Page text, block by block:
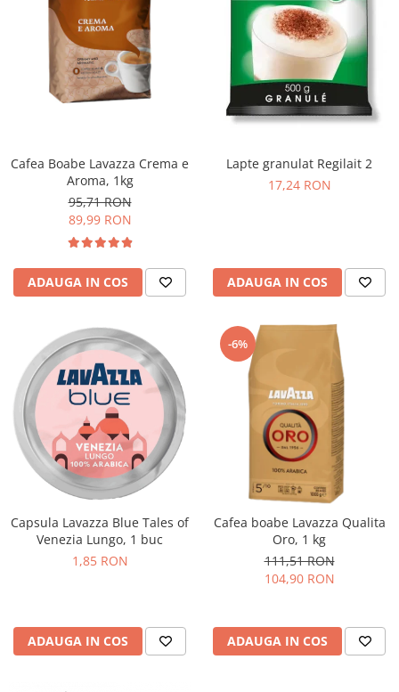
Cafea Boabe Lavazza Crema e
Aroma, 1kg
95,71 RON
89,99 RON
ADAUGA IN COS
Lapte granulat Regilait 2
17,24 RON
ADAUGA IN COS
Capsula Lavazza Blue Tales of
Venezia Lungo, 1 buc
1,85 RON
ADAUGA IN COS
-6%
Cafea boabe Lavazza Qualita
Oro, 1 kg
111,51 RON
104,90 RON
ADAUGA IN COS